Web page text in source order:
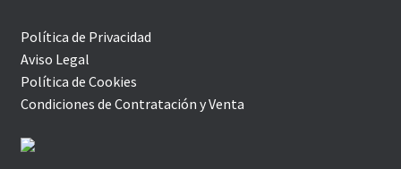
Política de Privacidad
Aviso Legal
Política de Cookies
Condiciones de Contratación y Venta